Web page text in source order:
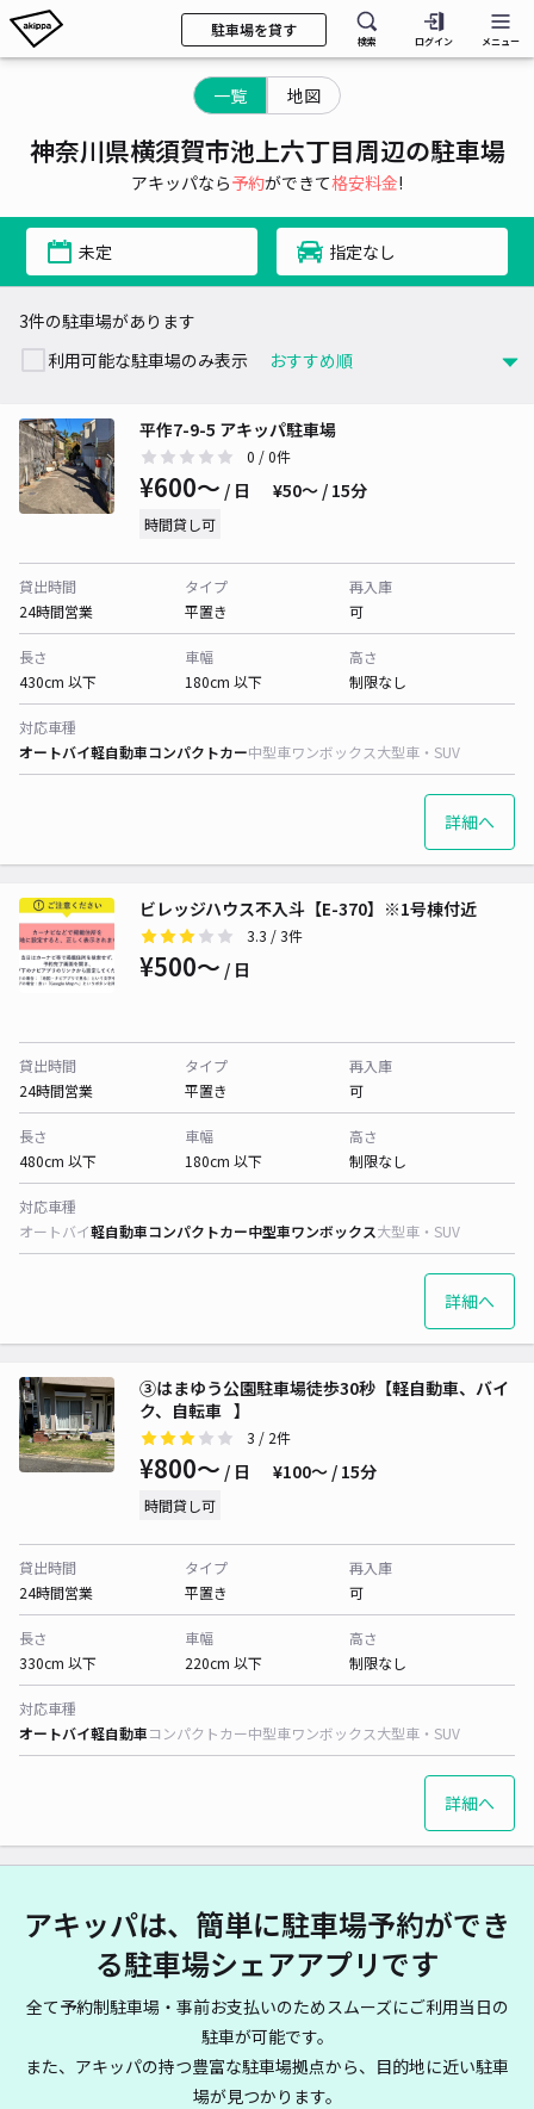
駐車場を貸す
検索 ログイン メニュー
一覧 地図
神奈川県横須賀市池上六丁目周辺の駐車場
アキッパなら予約ができて格安料金!
未定 指定なし
3件の駐車場があります
利用可能な駐車場のみ表示
平作7-9-5 アキッパ駐車場
0 / 0件
¥600〜 / 日 ¥50〜 / 15分
時間貸し可
貸出時間
24時間営業
タイプ
平置き
再入庫
可
長さ
430cm 以下
車幅
180cm 以下
高さ
制限なし
対応車種
オートバイ軽自動車コンパクトカー中型車ワンボックス大型車・SUV
詳細へ
ビレッジハウス不入斗【E-370】※1号棟付近
3.3 / 3件
¥500〜 / 日
貸出時間
24時間営業
タイプ
平置き
再入庫
可
長さ
480cm 以下
車幅
180cm 以下
高さ
制限なし
対応車種
オートバイ軽自動車コンパクトカー中型車ワンボックス大型車・SUV
詳細へ
③はまゆう公園駐車場徒歩30秒【軽自動車、バイ
ク、自転車⠀】
3 / 2件
¥800〜 / 日 ¥100〜 / 15分
時間貸し可
貸出時間
24時間営業
タイプ
平置き
再入庫
可
長さ
330cm 以下
車幅
220cm 以下
高さ
制限なし
対応車種
オートバイ軽自動車コンパクトカー中型車ワンボックス大型車・SUV
詳細へ
アキッパは、簡単に駐車場予約ができ
る駐車場シェアアプリです
全て予約制駐車場・事前お支払いのためスムーズにご利用当日の
駐車が可能です。
また、アキッパの持つ豊富な駐車場拠点から、目的地に近い駐車
場が見つかります。